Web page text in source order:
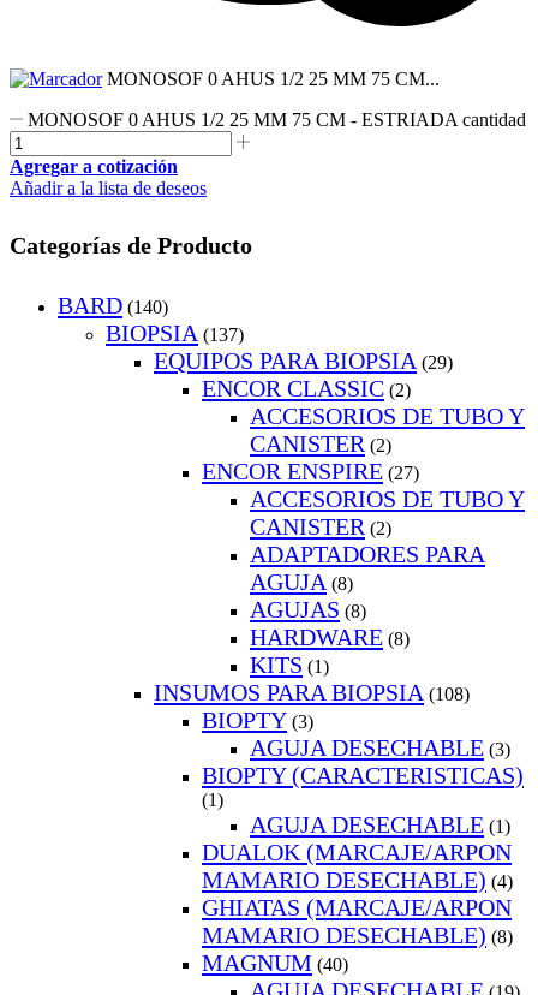
MONOSOF 0 AHUS 1/2 25 MM 75 CM...
MONOSOF 0 AHUS 1/2 25 MM 75 CM - ESTRIADA cantidad
Agregar a cotización
Añadir a la lista de deseos
Categorías de Producto
BARD (140)
BIOPSIA (137)
EQUIPOS PARA BIOPSIA (29)
ENCOR CLASSIC (2)
ACCESORIOS DE TUBO Y
CANISTER (2)
ENCOR ENSPIRE (27)
ACCESORIOS DE TUBO Y
CANISTER (2)
ADAPTADORES PARA
AGUJA (8)
AGUJAS (8)
HARDWARE (8)
KITS (1)
INSUMOS PARA BIOPSIA (108)
BIOPTY (3)
AGUJA DESECHABLE (3)
BIOPTY (CARACTERISTICAS)
(1)
AGUJA DESECHABLE (1)
DUALOK (MARCAJE/ARPON
MAMARIO DESECHABLE) (4)
GHIATAS (MARCAJE/ARPON
MAMARIO DESECHABLE) (8)
MAGNUM (40)